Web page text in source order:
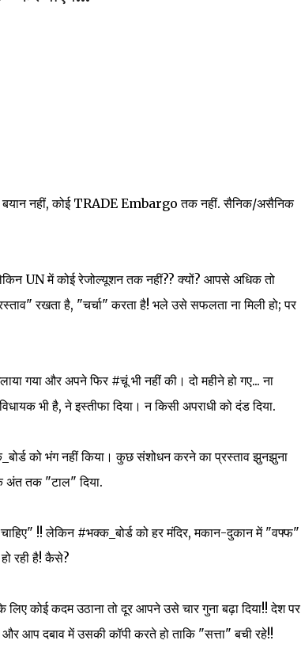
बयान नहीं, कोई TRADE Embargo तक नहीं. सैनिक/असैनिक
UN में कोई रेजोल्यूशन तक नहीं?? क्यों? आपसे अधिक तो
रखता है, "चर्चा" करता है! भले उसे सफलता ना मिली हो; पर
गया और अपने फिर #चूं भी नहीं की। दो महीने हो गए... ना
भी है, ने इस्तीफा दिया। न किसी अपराधी को दंड दिया.
को भंग नहीं किया। कुछ संशोधन करने का प्रस्ताव झुनझुना
अंत तक "टाल" दिया.
!! लेकिन #भक्क_बोर्ड को हर मंदिर, मकान-दुकान में "वफ्फ"
रही है! कैसे?
कोई कदम उठाना तो दूर आपने उसे चार गुना बढ़ा दिया!! देश पर
आप दबाव में उसकी कॉपी करते हो ताकि "सत्ता" बची रहे!!